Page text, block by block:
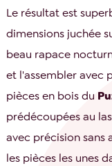
Le résultat est
dimensions juchée
beau rapace
et l'assembler avec
pièces en bois du
prédécoupées au
avec précision sans
les pièces les unes